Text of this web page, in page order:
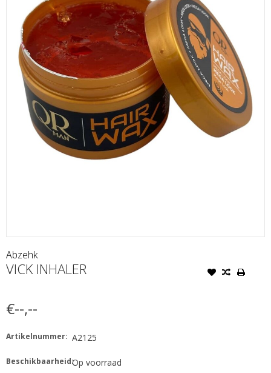
Abzehk
VICK INHALER
€--,--
Artikelnummer: A2125
Beschikbaarheid:Op voorraad